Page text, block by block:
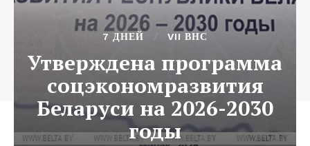
7 ДНЕЙ VII ВНС
Утверждена программа
соцэкономразвития
Беларуси на 2026-2030
годы